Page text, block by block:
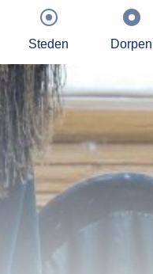
Steden Dorpen